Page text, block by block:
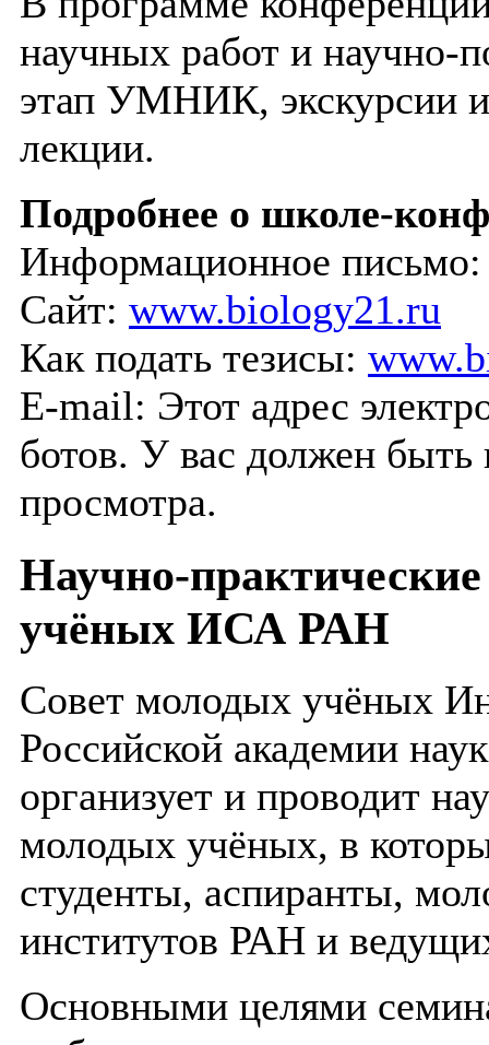
научных работ и научно-
этап УМНИК, экскурсии
лекции.
Подробнее о школе-
Информационное
Сайт: www.biology21.ru
Как подать тезисы:
E-mail: Этот адрес
ботов. У вас должен
просмотра.
Научно-
учёных ИСА РАН
Совет молодых учёных
Российской академии
организует и проводит
молодых учёных, в
студенты, аспиранты,
институтов РАН и
Основными целями